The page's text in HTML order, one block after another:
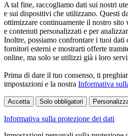
A tal fine, raccogliamo dati sui nostri
e sui dispositivi che utilizzano. Questi
ottimizzare continuamente il nostro sito
e contenuti personalizzati e per
Inoltre, possiamo confrontare i tuoi
fornitori esterni e mostrarti offerte
online, ma solo se utilizzi già i loro
Prima di dare il tuo consenso, ti
impostazioni e la nostra Informativa
Accetta Solo obbligatori
Informativa sulla protezione dei dati